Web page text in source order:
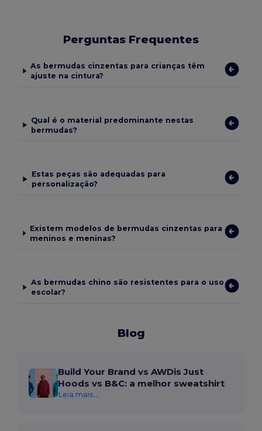
Perguntas Frequentes
As bermudas cinzentas para crianças têm
ajuste na cintura?
Qual é o material predominante nestas
bermudas?
Estas peças são adequadas para
personalização?
Existem modelos de bermudas cinzentas para
meninos e meninas?
As bermudas chino são resistentes para o uso
escolar?
Blog
Build Your Brand vs AWDis Just
Hoods vs B&C: a melhor sweatshirt
Leia mais...